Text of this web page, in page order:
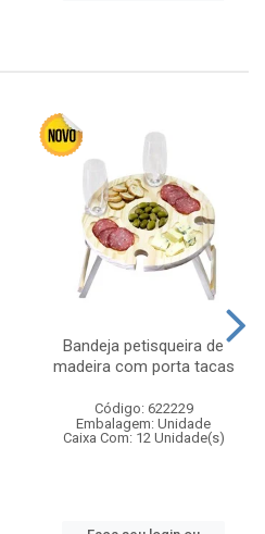
Bandeja petisqueira de
madeira com porta tacas
Código: 622229
Embalagem: Unidade
Caixa Com: 12 Unidade(s)